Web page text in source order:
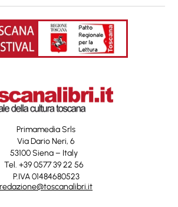
Primamedia Srls
Via Dario Neri, 6
53100 Siena – Italy
Tel. +39 0577 39 22 56
P.IVA 01484680523
redazione@toscanalibri.it